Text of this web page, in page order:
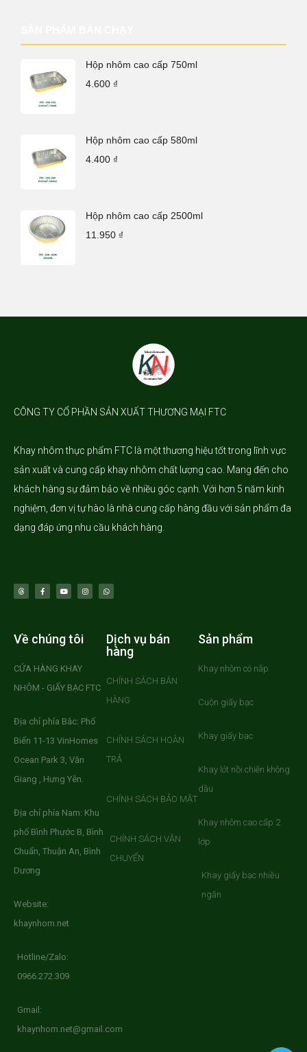
Hộp nhôm cao cấp 750ml
4.600 ₫
Hộp nhôm cao cấp 580ml
4.400 ₫
Hộp nhôm cao cấp 2500ml
11.950 ₫
CÔNG TY CỔ PHẦN SẢN XUẤT THƯƠNG MẠI FTC
Khay nhômthực phẩm FTC là một thương hiệu tốt trong lĩnh vực
sản xuất và cung cấp khay nhôm chất lượng cao. Mang đến cho
khách hàng sự đảm bảo về nhiều góc cạnh. Với hơn 5 năm kinh
nghiệm, đơn vị tự hào là nhà cung cấp hàng đầu với sản phẩm đa
dạng đáp ứng nhu cầu khách hàng.
Về chúng tôi
CỬA HÀNG KHAY
NHÔM - GIẤY BẠC FTC
Địa chỉ phía Bắc: Phố
Biển 11-13 VinHomes
Ocean Park 3, Văn
Giang , Hưng Yên.
Địa chỉ phía Nam: Khu
phố Bình Phước B, Bình
Chuẩn, Thuận An, Bình
Dương
Website:
khaynhom.net
Hotline/Zalo:
0966.272.309
Gmail:
khaynhom.net@gmail.com
Dịch vụ bán
hàng
CHÍNH SÁCH BÁN
HÀNG
CHÍNH SÁCH HOÀN
TRẢ
CHÍNH SÁCH BẢO MẬT
CHÍNH SÁCH VẬN
CHUYỂN
Sản phẩm
Khay nhôm có nắp
Cuộn giấy bạc
Khay giấy bạc
Khay lót nồi chiên không
dầu
Khay nhôm cao cấp 2
lớp
Khay giấy bạc nhiều
ngăn